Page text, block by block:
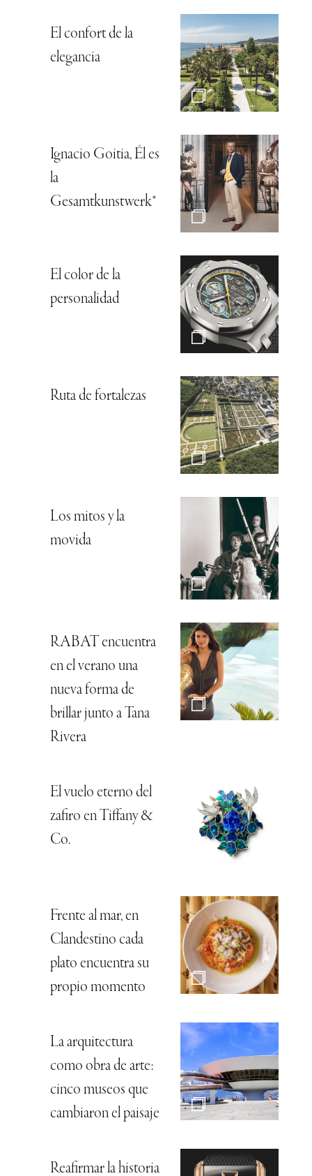
El confort de la
elegancia
Ignacio Goitia, Él es
la
Gesamtkunstwerk*
El color de la
personalidad
Ruta de fortalezas
Los mitos y la
movida
RABAT encuentra
en el verano una
nueva forma de
brillar junto a Tana
Rivera
El vuelo eterno del
zafiro en Tiffany &
Co.
Frente al mar, en
Clandestino cada
plato encuentra su
propio momento
La arquitectura
como obra de arte:
cinco museos que
cambiaron el paisaje
Reafirmar la historia